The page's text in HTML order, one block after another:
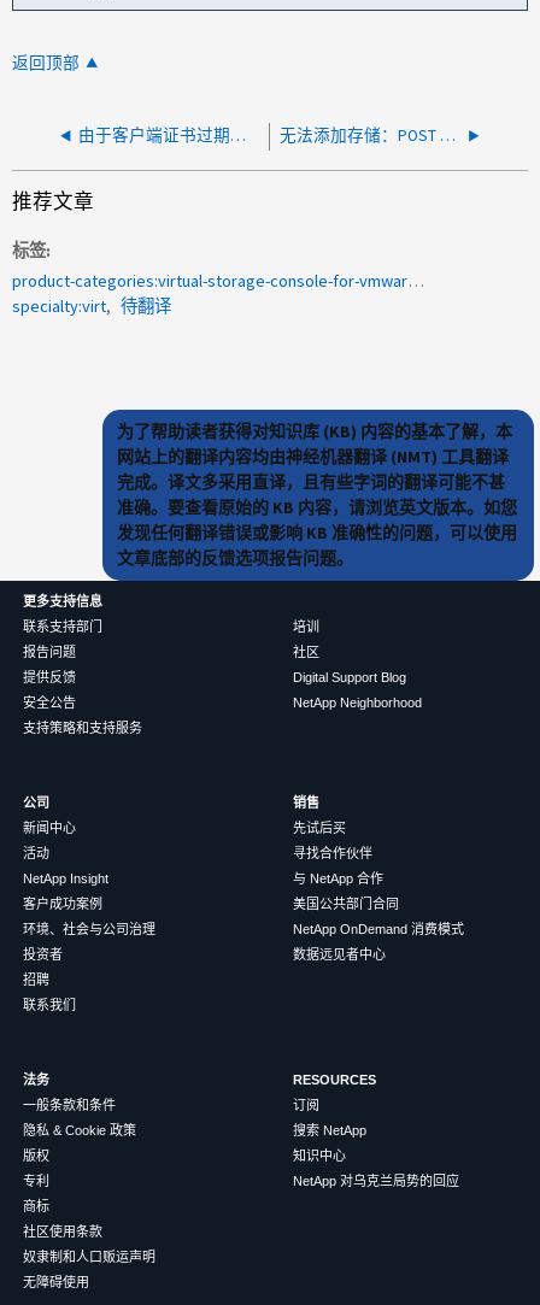
返回顶部
由于客户端证书过期和 Privileges 不足，无法将存储系统添加到 OTV 无法添加存储：POST 请求的有效负载无效
推荐文章
标签
product-categories:virtual-storage-console-for-vmware-vsphere
specialty:virt
待翻译
为了帮助读者获得对知识库 (KB) 内容的基本了解，本
网站上的翻译内容均由神经机器翻译 (NMT) 工具翻译
完成。译文多采用直译，且有些字词的翻译可能不甚
准确。要查看原始的 KB 内容，请浏览英文版本。如您
发现任何翻译错误或影响 KB 准确性的问题，可以使用
文章底部的反馈选项报告问题。
更多支持信息
联系支持部门
报告问题
提供反馈
安全公告
支持策略和支持服务
培训
社区
Digital Support Blog
NetApp Neighborhood
公司
新闻中心
活动
NetApp Insight
客户成功案例
环境、社会与公司治理
投资者
招聘
联系我们
销售
先试后买
寻找合作伙伴
与 NetApp 合作
美国公共部门合同
NetApp OnDemand 消费模式
数据远见者中心
法务
一般条款和条件
隐私 & Cookie 政策
版权
专利
商标
社区使用条款
奴隶制和人口贩运声明
无障碍使用
RESOURCES
订阅
搜索 NetApp
知识中心
NetApp 对乌克兰局势的回应